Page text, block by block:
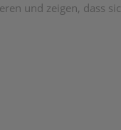
und zeigen, dass